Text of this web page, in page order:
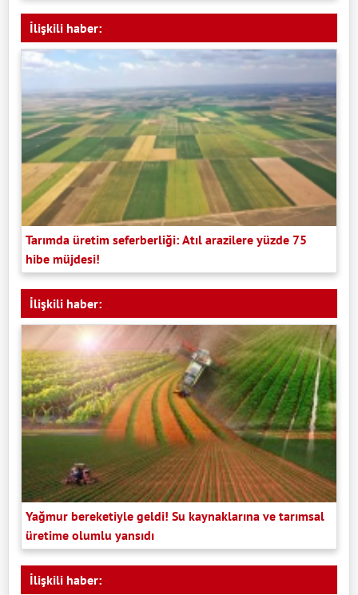
İlişkili haber:
Tarımda üretim seferberliği: Atıl arazilere yüzde 75
hibe müjdesi!
İlişkili haber:
Yağmur bereketiyle geldi! Su kaynaklarına ve tarımsal
üretime olumlu yansıdı
İlişkili haber: